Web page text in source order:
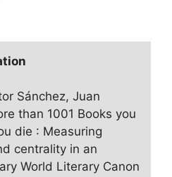
Sánchez, Juan
than 1001 Books you
die : Measuring
centrality in an
World Literary Canon